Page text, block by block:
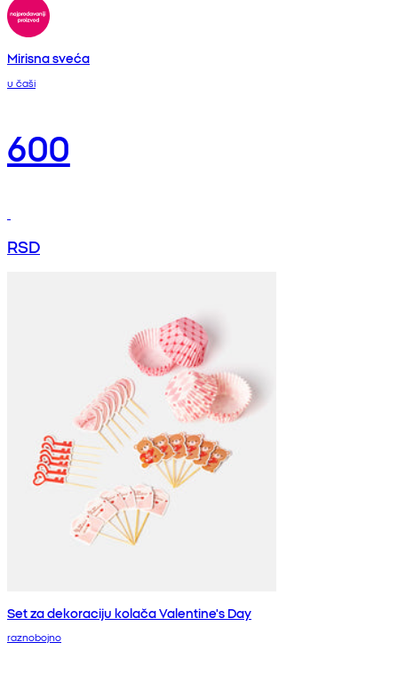
Mirisna sveća
u čaši
600
RSD
Set za dekoraciju kolača Valentine's Day
raznobojno